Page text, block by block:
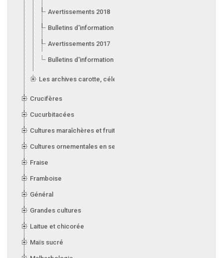
Avertissements 2018
Bulletins d'information 2018
Avertissements 2017
Bulletins d'information 2017
Les archives carotte, céleri, laitue, oignon, poireau et ail
Crucifères
Cucurbitacées
Cultures maraîchères et fruitières en serre
Cultures ornementales en serre
Fraise
Framboise
Général
Grandes cultures
Laitue et chicorée
Maïs sucré